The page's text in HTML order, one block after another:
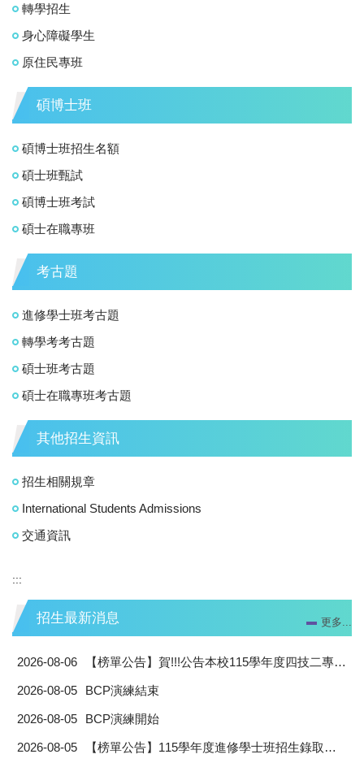
轉學招生
身心障礙學生
原住民專班
碩博士班
碩博士班招生名額
碩士班甄試
碩博士班考試
碩士在職專班
考古題
進修學士班考古題
轉學考考古題
碩士班考古題
碩士在職專班考古題
其他招生資訊
招生相關規章
International Students Admissions
交通資訊
:::
招生最新消息
2026-08-06 【榜單公告】賀!!!公告本校115學年度四技二專聯合登記分發名單
2026-08-05 BCP演練結束
2026-08-05 BCP演練開始
2026-08-05 【榜單公告】115學年度進修學士班招生錄取榜單
更多...